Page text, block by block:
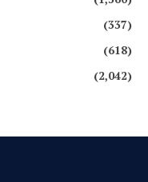
(337)
(618)
(2,042)